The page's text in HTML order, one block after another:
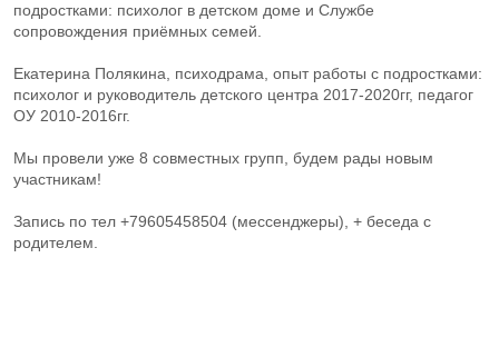
подростками: психолог в детском доме и Службе
сопровождения приёмных семей.
Екатерина Полякина, психодрама, опыт работы с подростками:
психолог и руководитель детского центра 2017-2020гг, педагог
ОУ 2010-2016гг.
Мы провели уже 8 совместных групп, будем рады новым
участникам!
Запись по тел +79605458504 (мессенджеры), + беседа с
родителем.